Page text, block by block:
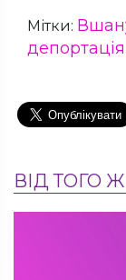
Мітки:
депортація
ВІД ТОГО